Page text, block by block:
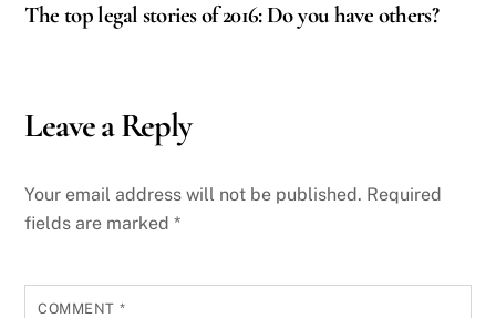
The top legal stories of 2016: Do you have others?
Leave a Reply
Your email address will not be published. Required
fields are marked*
COMMENT *